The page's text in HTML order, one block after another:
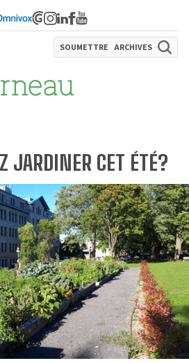
SOUMETTRE ARCHIVES
JARDINER CET ÉTÉ?